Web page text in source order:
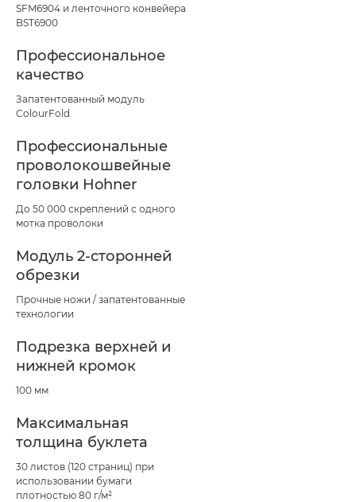
SFM6904 и ленточного конвейера
BST6900
Профессиональное
качество
Запатентованный модуль
ColourFold
Профессиональные
проволокошвейные
головки Hohner
До 50 000 скреплений с одного
мотка проволоки
Модуль 2-сторонней
обрезки
Прочные ножи / запатентованные
технологии
Подрезка верхней и
нижней кромок
100 мм
Максимальная
толщина буклета
30 листов (120 страниц) при
использовании бумаги
плотностью 80 г/м²